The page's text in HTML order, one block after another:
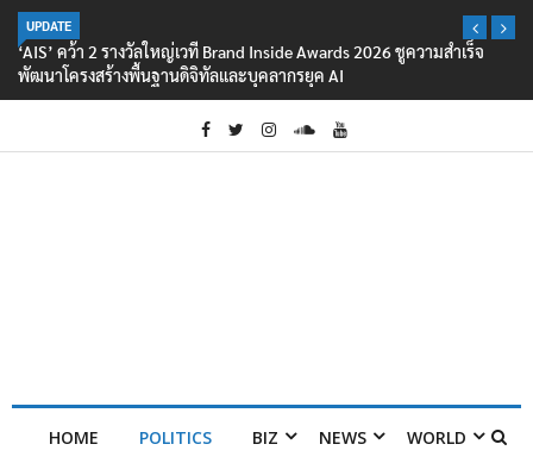
UPDATE
‘AIS’ คว้า 2 รางวัลใหญ่เวที Brand Inside Awards 2026 ชูความสำเร็จ
พัฒนาโครงสร้างพื้นฐานดิจิทัลและบุคลากรยุค AI
HOME POLITICS BIZ NEWS WORLD